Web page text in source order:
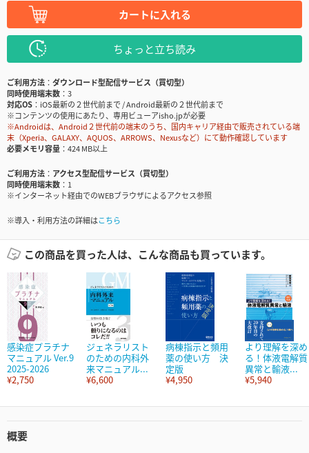
カートに入れる
ちょっと立ち読み
ご利用方法
ダウンロード型配信サービス（買切型）
同時使用端末数
3
対応OS
iOS最新の２世代前まで / Android最新の２世代前まで
※コンテンツの使用にあたり、専用ビューアisho.jpが必要
※Androidは、Android２世代前の端末のうち、国内キャリア経由で販売されている端
末（Xperia、GALAXY、AQUOS、ARROWS、Nexusなど）にて動作確認しています
必要メモリ容量
424 MB以上
ご利用方法
アクセス型配信サービス（買切型）
同時使用端末数
1
※インターネット経由でのWEBブラウザによるアクセス参照
※導入・利用方法の詳細はこちら
この商品を買った人は、こんな商品も買っています。
感染症プラチナ
マニュアル Ver.9
2025-2026
¥2,750
ジェネラリスト
のための内科外
来マニュアル...
¥6,600
病棟指示と頻用
薬の使い方 決
定版
¥4,950
より理解を深め
る！体液電解質
異常と輸液...
¥5,940
概要